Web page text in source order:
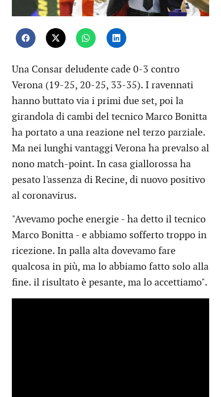
Una Consar deludente cade 0-3 contro
Verona (19-25, 20-25, 33-35). I ravennati
hanno buttato via i primi due set, poi la
girandola di cambi del tecnico Marco Bonitta
ha portato a una reazione nel terzo parziale.
Ma nei lunghi vantaggi Verona ha prevalso al
nono match-point. In casa giallorossa ha
pesato l'assenza di Recine, di nuovo positivo
al coronavirus.
"Avevamo poche energie - ha detto il tecnico
Marco Bonitta - e abbiamo sofferto troppo in
ricezione. In palla alta dovevamo fare
qualcosa in più, ma lo abbiamo fatto solo alla
fine. il risultato è pesante, ma lo accettiamo".